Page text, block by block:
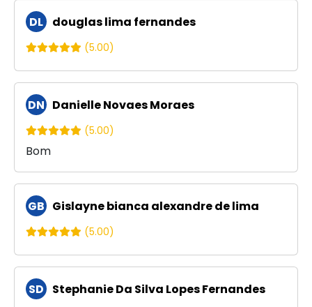
DL douglas lima fernandes
(5.00)
DN Danielle Novaes Moraes
(5.00)
Bom
GB Gislayne bianca alexandre de lima
(5.00)
SD Stephanie Da Silva Lopes Fernandes